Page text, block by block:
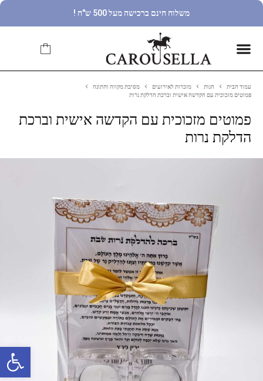
פתח סרגל נגישות
משלוח חינם ברכישה מעל 500 ש"ח !
עמוד הבית חנות מזכרות לאירועים
מסיבת מקווה וחתונה
פמוטים מזכוכית עם הקדשה אישית וברכת הדלקת נרות
פמוטים מזכוכית עם הקדשה אישית וברכת
הדלקת נרות